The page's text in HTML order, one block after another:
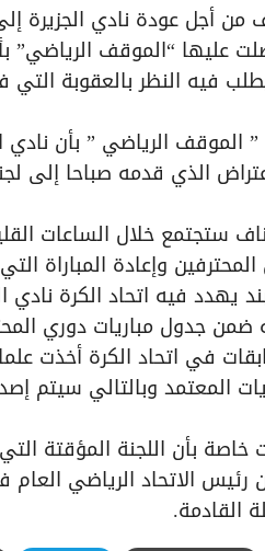
أجل عودة نادي الجزيرة
عليها “الموقف الرياضي”
فيه النظر بالعقوبة
الذي قدمه صباحا إلى
ستجتمع خلال الساعات
وإعادة المباراة
يهدد فيه اتحاد الكرة
ضمن جدول مباريات دوري
في اتحاد الكرة أخذت
المعتمد وبالتالي سيتم
بأن اللجنة المؤقتة
الاتحاد الرياضي
القادمة.